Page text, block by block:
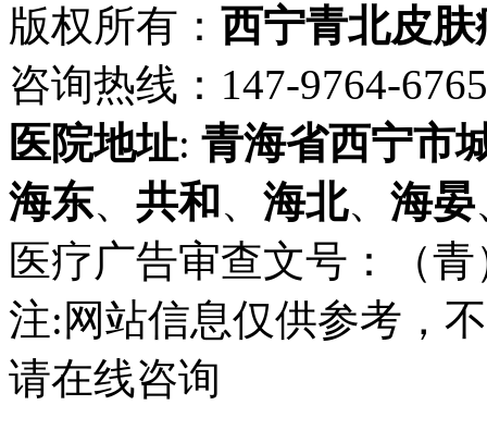
版权所有： 西宁青北皮肤
咨询热线：147-9764-
医院地址: 青海省西宁市
海东、 共和 、 海北、 海晏
医疗广告审查文号：（
注:网站信息仅供参考，
请在线咨询